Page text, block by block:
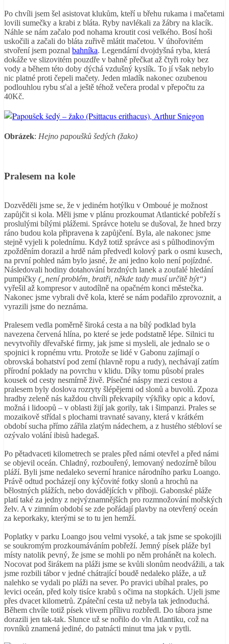
Po chvíli jsem šel asistovat klukům, kteří u břehu rukama i mačetami
lovili sumečky a krabi z bláta. Ryby navlékali za žábry na klacík.
Náhle se nám začalo pod nohama kroutit cosi velkého. Bosí hoši
uskočili a začali do bláta zuřivě mlátit mačetou. V úhořovitém
stvoření jsem poznal bahníka. Legendární dvojdyšná ryba, která
dokáže ve slizovitém pouzdře v bahně přečkat až čtyři roky bez
vody a během této doby dýchá vzdušný kyslík. To jí však nebylo
nic platné proti čepeli mačety. Jeden mladík nakonec ozubenou
podlouhlou rybu sťal a ještě téhož večera prodal v přepočtu za
40Kč.
Obrázek: Hejno papoušků šedých (žako)
Pralesem na kole
Dozvěděli jsme se, že v jediném hotýlku v Omboué je možnost
zapůjčit si kola. Měli jsme v plánu prozkoumat Atlantické pobřeží s
proslulými bílými plážemi. Správce hotelu se dušoval, že hned brzy
ráno budou kola připravena k zapůjčení. Byla, ale nakonec jsme
stejně vyjeli k polednímu. Když totiž správce asi s půlhodinovým
zpožděním dorazil a hrdě nám předvedl kolový park o osmi kusech,
na první pohled nám bylo jasné, že ani jedno kolo není pojízdné.
Následovali hodiny dotahování brzdných lanek a zoufalé hledání
pumpičky („není problém, bratři, někde tady musí určitě být“)
vyřešil až kompresor v autodílně na opačném konci městečka.
Nakonec jsme vybrali dvě kola, které se nám podařilo zprovoznit, a
vyrazili jsme do neznáma.
Pralesem vedla poměrně široká cesta a na bílý podklad byla
navezena červená hlína, po které se jede podstatně lépe. Silnici tu
nevytvořily dřevařské firmy, jak jsme si mysleli, ale jednalo se o
spojnici k ropnému vrtu. Protože se lidé v Gabonu zajímají o
obrovská bohatství pod zemí (hlavně ropu a rudy), nechávají zatím
přírodní poklady na povrchu v klidu. Díky tomu působí prales
kousek od cesty nesmírně živě. Písečné náspy mezi cestou a
pralesem byly doslova rozryty šlépějemi od slonů a buvolů. Zpoza
hradby zeleně nás každou chvíli překvapily výkřiky opic a kdoví,
možná i lidoopů – v oblasti žijí jak gorily, tak i šimpanzi. Prales se
mozaikově střídal s plochami travnaté savany, která v krátkém
období sucha přímo zářila zlatým nádechem, a z hustého stébloví se
ozývalo volání ibisů hadegaš.
Po pětadvaceti kilometrech se prales před námi otevřel a před námi
se objevil oceán. Chladný, rozbouřený, lemovaný nedozírně bílou
pláží. Byli jsme nedaleko severní hranice národního parku Loango.
Právě odtud pocházejí ony kýčovité fotky slonů a hrochů na
bělostných plážích, nebo dovádějících v příboji. Gabonské pláže
platí také za jedny z nejvýznamnějších pro rozmnožování mořských
želv. A v zimním období se zde pořádají plavby na otevřený oceán
za keporkaky, kterými se to tu jen hemží.
Poplatky v parku Loango jsou velmi vysoké, a tak jsme se spokojili
se soukromým prozkoumáváním pobřeží. Jemný písek pláže byl
místy natolik pevný, že jsme se mohli po něm prohánět na kolech.
Nocovat pod širákem na pláži jsme se kvůli slonům neodvážili, a tak
jsme rozbili tábor v jedné chátrající boudě nedaleko pláže, a už
nalehko se vydali po pláži na sever. Po pravici ubíhal prales, po
levici oceán, před koly tisíce krabů s očima na stopkách. Ujeli jsme
přes dvacet kilometrů. Zpáteční cesta už nebyla tak jednoduchá.
Během chvíle totiž písek vlivem přílivu rozbředl. Do tábora jsme
dorazili jen tak-tak. Slunce už se nořilo do vln Atlantiku, což na
rovníků znamená jediné, do patnácti minut tma jak v pytli.